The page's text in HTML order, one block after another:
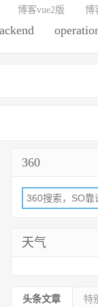
博客vue2版 博
360
天气
头条文章 特